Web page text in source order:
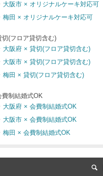
大阪市 × オリジナルケーキ対応可
梅田 × オリジナルケーキ対応可
切(フロア貸切含む)
大阪府 × 貸切(フロア貸切含む)
大阪市 × 貸切(フロア貸切含む)
梅田 × 貸切(フロア貸切含む)
費制結婚式OK
大阪府 × 会費制結婚式OK
大阪市 × 会費制結婚式OK
梅田 × 会費制結婚式OK